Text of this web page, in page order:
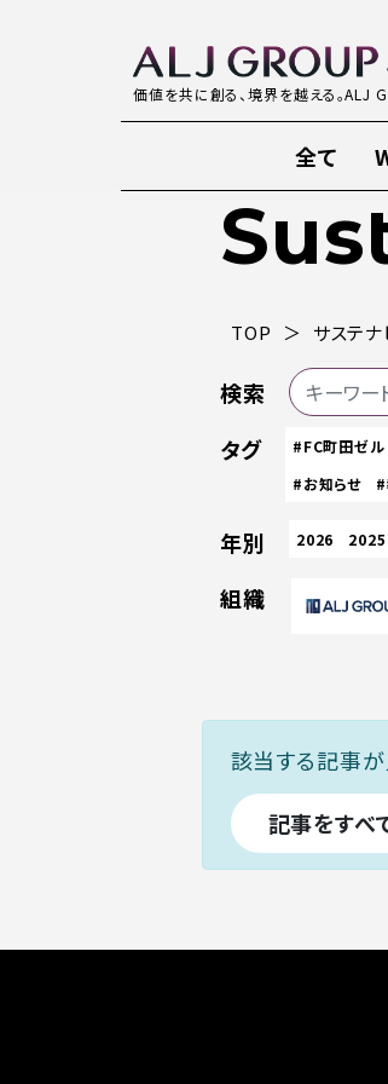
価値を共に創る、境界を越える。ALJ
全て
TOP サステナ
検索
タグ
#FC町田ゼル
#お知らせ
年別 2026 2025
組織
該当する記事が
記事をすべ